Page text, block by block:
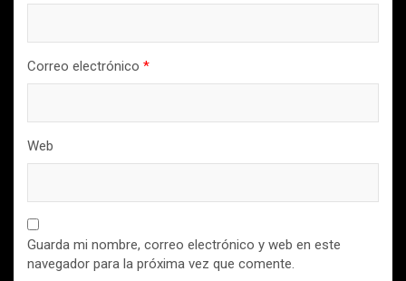
Correo electrónico *
Web
Guarda mi nombre, correo electrónico y web en este
navegador para la próxima vez que comente.